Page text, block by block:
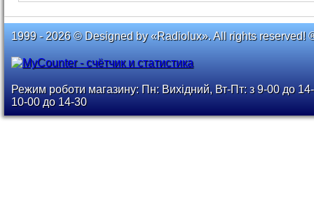
1999 - 2026 © Designed by «Radiolux». All rights reserved!
Режим роботи магазину: Пн: Вихідний, Вт-Пт: з 9-00 до
10-00 до 14-30